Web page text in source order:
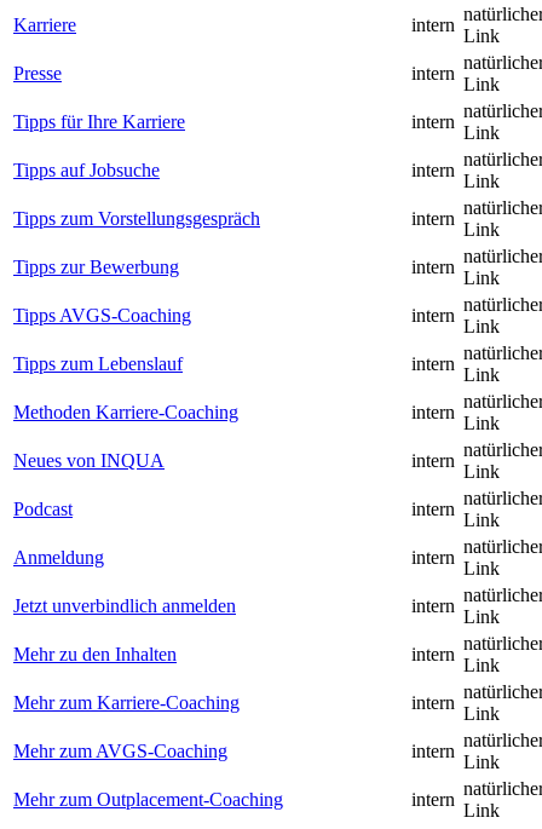
Karriere
intern
Link
Presse
intern
Link
Tipps für Ihre Karriere
intern
Link
Tipps auf Jobsuche
intern
Link
Tipps zum Vorstellungsgespräch
intern
Link
Tipps zur Bewerbung
intern
Link
Tipps AVGS-Coaching
intern
Link
Tipps zum Lebenslauf
intern
Link
Methoden Karriere-Coaching
intern
Link
Neues von INQUA
intern
Link
Podcast
intern
Link
Anmeldung
intern
Link
Jetzt unverbindlich anmelden
intern
Link
Mehr zu den Inhalten
intern
Link
Mehr zum Karriere-Coaching
intern
Link
Mehr zum AVGS-Coaching
intern
Link
Mehr zum Outplacement-Coaching
intern
Link